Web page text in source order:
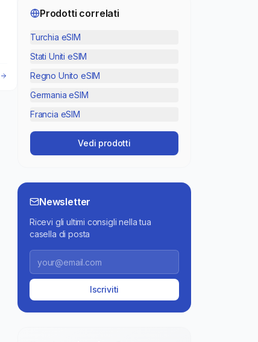
Prodotti correlati
Turchia eSIM
Stati Uniti eSIM
Regno Unito eSIM
Germania eSIM
Francia eSIM
Vedi prodotti
Newsletter
Ricevi gli ultimi consigli nella tua
casella di posta
Iscriviti